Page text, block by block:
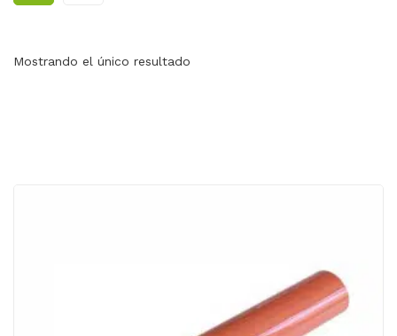
CONTACTO
Mostrando el único resultado